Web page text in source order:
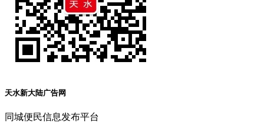
天水新大陆广告网
同城便民信息发布平台